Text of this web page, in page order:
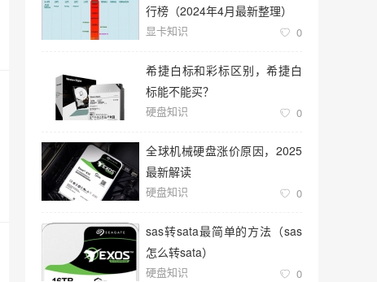
行榜（2024年4月最新整理）
显卡知识 0
希捷白标和彩标区别，希捷白
标能不能买？
硬盘知识 0
全球机械硬盘涨价原因，2025
最新解读
硬盘知识 0
sas转sata最简单的方法（sas
怎么转sata）
硬盘知识 0